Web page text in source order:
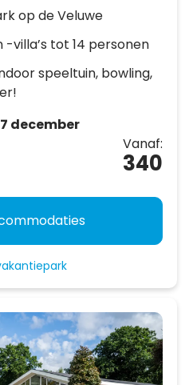
op de Veluwe
-villa’s tot 14 personen
speeltuin, bowling,
december
Vanaf:
340